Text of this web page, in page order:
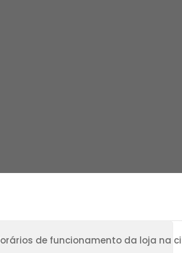
de funcionamento da loja na